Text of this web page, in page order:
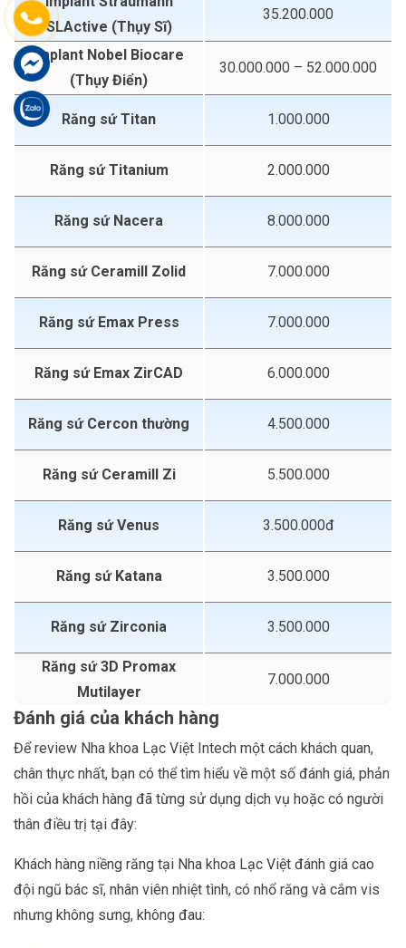
SLActive (Thụy Sĩ)
35.200.000
Implant Nobel Biocare
(Thụy Điển)
30.000.000 – 52.000.000
Răng sứ Titan 1.000.000
Răng sứ Titanium 2.000.000
Răng sứ Nacera 8.000.000
Răng sứ Ceramill Zolid 7.000.000
Răng sứ Emax Press 7.000.000
Răng sứ Emax ZirCAD 6.000.000
Răng sứ Cercon thường 4.500.000
Răng sứ Ceramill Zi 5.500.000
Răng sứ Venus 3.500.000đ
Răng sứ Katana 3.500.000
Răng sứ Zirconia 3.500.000
Răng sứ 3D Promax
Mutilayer
7.000.000
Đánh giá của khách hàng
Để review Nha khoa Lạc Việt Intech một cách khách quan,
chân thực nhất, bạn có thể tìm hiểu về một số đánh giá, phản
hồi của khách hàng đã từng sử dụng dịch vụ hoặc có người
thân điều trị tại đây:
Khách hàng niềng răng tại Nha khoa Lạc Việt đánh giá cao
đội ngũ bác sĩ, nhân viên nhiệt tình, có nhổ răng và cắm vis
nhưng không sưng, không đau: